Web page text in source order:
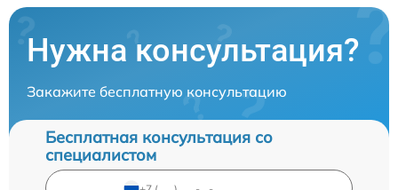
Нужна консультация?
Закажите бесплатную консультацию
Бесплатная консультация со
специалистом